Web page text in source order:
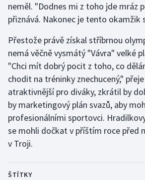
Veslování
Vodní slalom
Volejbal
Ostatní
neměl. "Dodnes mi z toho jde mráz
přiznává. Nakonec je tento okamžik
Přestože právě získal stříbrnou
nemá věčně vysmátý "Vávra" velké
"Chci mít dobrý pocit z toho, co
chodit na tréninky znechucený,"
atraktivnější pro diváky, zkrátil by
by marketingový plán svazů, aby
profesionálními sportovci.
se mohli dočkat v příštím roce před
v Troji.
ŠTÍTKY